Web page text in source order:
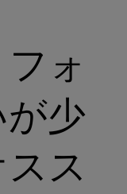
ォ
が少
ス